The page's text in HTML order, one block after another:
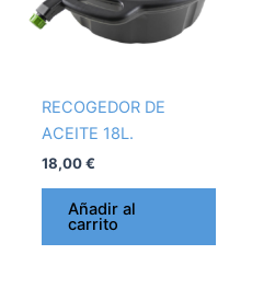
RECOGEDOR DE
ACEITE 18L.
18,00€
Añadir al
carrito